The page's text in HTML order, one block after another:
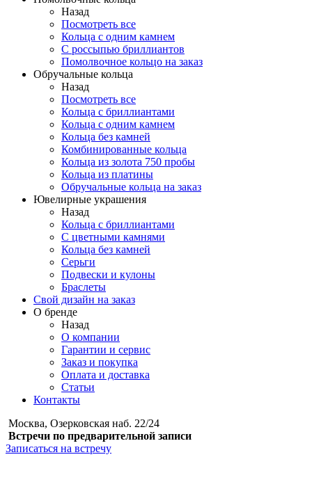
Назад
Посмотреть все
Кольца с одним камнем
С россыпью бриллиантов
Помолвочное кольцо на заказ
Обручальные кольца
Назад
Посмотреть все
Кольца с бриллиантами
Кольца с одним камнем
Кольца без камней
Комбинированные кольца
Кольца из золота 750 пробы
Кольца из платины
Обручальные кольца на заказ
Ювелирные украшения
Назад
Кольца с бриллиантами
С цветными камнями
Кольца без камней
Серьги
Подвески и кулоны
Браслеты
Свой дизайн на заказ
О бренде
Назад
О компании
Гарантии и сервис
Заказ и покупка
Оплата и доставка
Статьи
Контакты
Москва, Озерковская наб. 22/24
Встречи по предварительной записи
Записаться на встречу